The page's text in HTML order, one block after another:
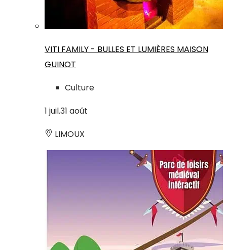
VITI FAMILY - BULLES ET LUMIÈRES MAISON
GUINOT
Culture
1 juil.31 août
LIMOUX